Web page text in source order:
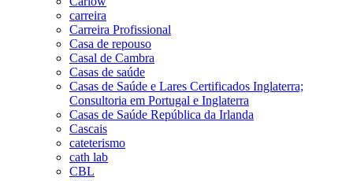
carreira
Carreira Profissional
Casa de repouso
Casal de Cambra
Casas de saúde
Casas de Saúde e Lares Certificados Inglaterra;
Consultoria em Portugal e Inglaterra
Casas de Saúde República da Irlanda
Cascais
cateterismo
cath lab
CBL